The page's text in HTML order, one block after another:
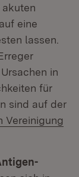
akuten
eine
lassen.
in
für
sind auf der
Vereinigung